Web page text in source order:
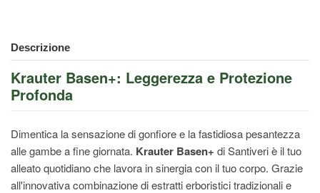
Descrizione
Krauter Basen+: Leggerezza e Protezione
Profonda
Dimentica la sensazione di gonfiore e la fastidiosa pesantezza
alle gambe a fine giornata. Krauter Basen+ di Santiveri è il tuo
alleato quotidiano che lavora in sinergia con il tuo corpo. Grazie
all'innovativa combinazione di estratti erboristici tradizionali e